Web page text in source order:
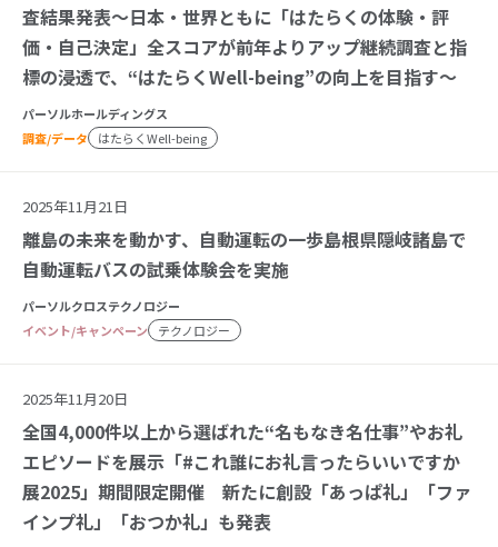
査結果発表～日本・世界ともに「はたらくの体験・評
価・自己決定」全スコアが前年よりアップ継続調査と指
標の浸透で、“はたらくWell-being”の向上を目指す～
パーソルホールディングス
調査/データ
はたらくWell-being
2025年11月21日
離島の未来を動かす、自動運転の一歩島根県隠岐諸島で
自動運転バスの試乗体験会を実施
パーソルクロステクノロジー
イベント/キャンペーン
テクノロジー
2025年11月20日
全国4,000件以上から選ばれた“名もなき名仕事”やお礼
エピソードを展示「#これ誰にお礼言ったらいいですか
展2025」期間限定開催 新たに創設「あっぱ礼」「ファ
インプ礼」「おつか礼」も発表